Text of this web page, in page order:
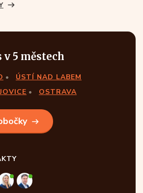
v 5 městech
ÚSTÍ NAD LABEM
OSTRAVA